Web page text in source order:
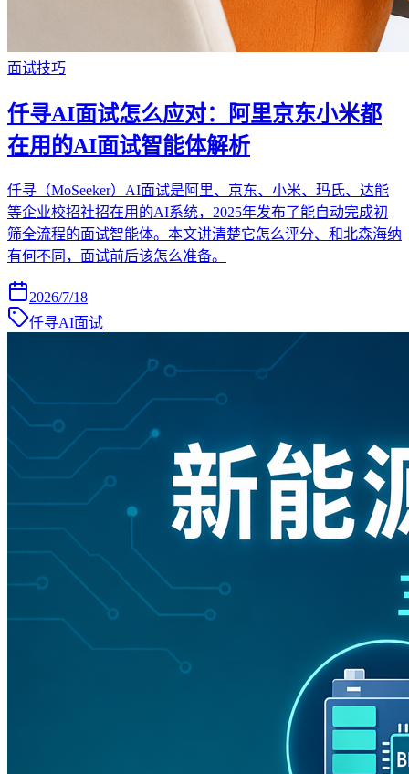
面试技巧
仟寻AI面试怎么应对：阿里京东小米都
在用的AI面试智能体解析
仟寻（MoSeeker）AI面试是阿里、京东、小米、玛氏、达能
等企业校招社招在用的AI系统，2025年发布了能自动完成初
筛全流程的面试智能体。本文讲清楚它怎么评分、和北森海纳
有何不同，面试前后该怎么准备。
2026/7/18
仟寻AI面试